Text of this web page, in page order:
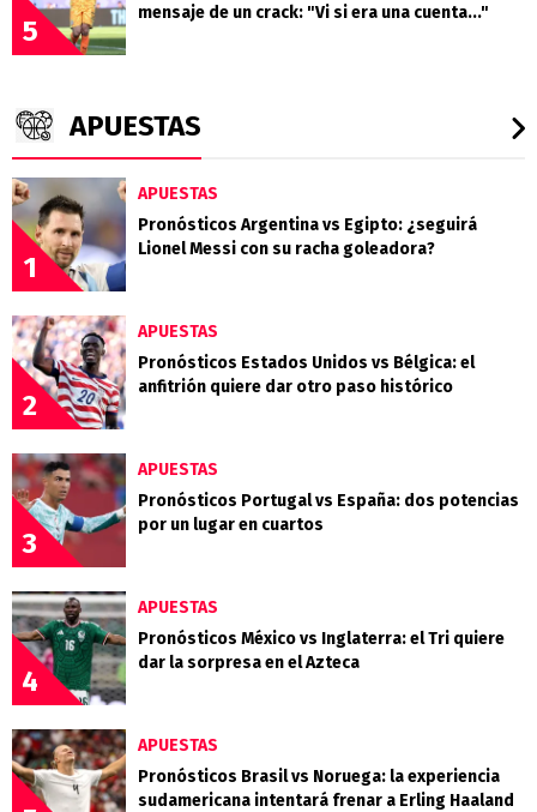
5
mensaje de un crack: "Vi si era una cuenta..."
APUESTAS
1
APUESTAS
Pronósticos Argentina vs Egipto: ¿seguirá
Lionel Messi con su racha goleadora?
2
APUESTAS
Pronósticos Estados Unidos vs Bélgica: el
anfitrión quiere dar otro paso histórico
3
APUESTAS
Pronósticos Portugal vs España: dos potencias
por un lugar en cuartos
4
APUESTAS
Pronósticos México vs Inglaterra: el Tri quiere
dar la sorpresa en el Azteca
APUESTAS
Pronósticos Brasil vs Noruega: la experiencia
sudamericana intentará frenar a Erling Haaland